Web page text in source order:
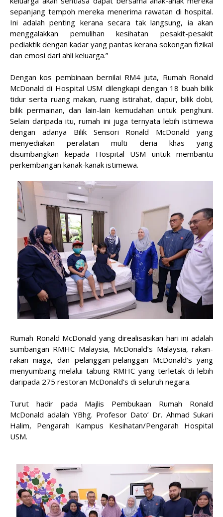
sepanjang tempoh mereka menerima rawatan di hospital.
Ini adalah penting kerana secara tak langsung, ia akan
menggalakkan pemulihan kesihatan pesakit-pesakit
pediaktik dengan kadar yang pantas kerana sokongan fizikal
dan emosi dari ahli keluarga.”
Dengan kos pembinaan bernilai RM4 juta, Rumah Ronald
McDonald di Hospital USM dilengkapi dengan 18 buah bilik
tidur serta ruang makan, ruang istirahat, dapur, bilik dobi,
bilik permainan, dan lain-lain kemudahan untuk penghuni.
Selain daripada itu, rumah ini juga ternyata lebih istimewa
dengan adanya Bilik Sensori Ronald McDonald yang
menyediakan peralatan multi deria khas yang
disumbangkan kepada Hospital USM untuk membantu
perkembangan kanak-kanak istimewa.
Rumah Ronald McDonald yang direalisasikan hari ini adalah
sumbangan RMHC Malaysia, McDonald’s Malaysia, rakan-
rakan niaga, dan pelanggan-pelanggan McDonald’s yang
menyumbang melalui tabung RMHC yang terletak di lebih
daripada 275 restoran McDonald’s di seluruh negara.
Turut hadir pada Majlis Pembukaan Rumah Ronald
McDonald adalah YBhg. Profesor Dato’ Dr. Ahmad Sukari
Halim, Pengarah Kampus Kesihatan/Pengarah Hospital
USM.